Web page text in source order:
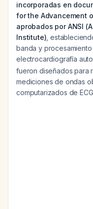
incorporadas en
for the Advancement
aprobados por ANSI
Institute) ,
banda y
electrocardiografía
fueron diseñados para
mediciones de ondas
computarizados de